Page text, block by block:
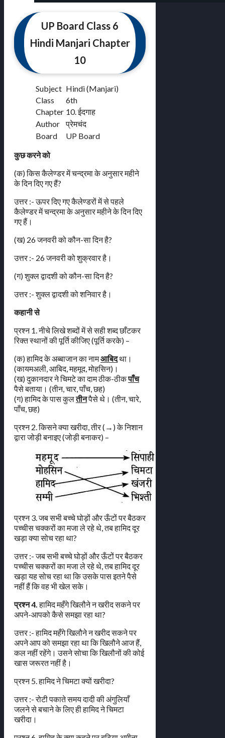
UP Board Class 6
Hindi Manjari Chapter
10
Subject Hindi (Manjari)
Class
6th
Chapter 10. ईदगाह
Author
प्रेमचंद
Board
UP Board
कुछ करने को
(क) किस कैलेण्डर में चन्द्रमा के अनुसार महीने
के दिन दिए गए हैं?
उत्तर :- ऊपर दिए गए कैलेण्डरों में से पहले
कैलेण्डर में चन्द्रमा के अनुसार महीने के दिन दिए
गए हैं।
(ख) 26 जनवरी को कौन-सा दिन है?
उत्तर :- 26 जनवरी को शुक्रवार है।
(ग) शुक्ल द्वादशी को कौन-सा दिन है?
उत्तर :- शुक्ल द्वादशी को शनिवार है।
कहानी से
प्रश्न 1. नीचे लिखे शब्दों में से सही शब्द छाँटकर
रिक्त स्थानों की पूर्ति कीजिए (पूर्ति करके) –
(क) हामिद के अब्बाजान का नामआबिदथा।
(कायमअली, आबिद, महमूद, मोहसिन)।
(ख) दुकानदार ने चिमटे का दाम ठीक-ठीकपाँच
पैसे बताया। (तीन, चार, पाँच, छह)
(ग) हामिद के पास कुलतीनपैसे थे। (तीन, चारे,
पाँच, छह)
प्रश्न 2. किसने क्या खरीदा, तीर (→) के निशान
द्वारा जोड़ी बनाइए (जोड़ी बनाकर) –
प्रश्न 3. जब सभी बच्चे घोड़ों और ऊँटों पर बैठकर
पच्चीस चक्करों का मजा ले रहे थे, तब हामिद दूर
खड़ा क्या सोच रहा था?
उत्तर :- जब सभी बच्चे घोड़ों और ऊँटों पर बैठकर
पच्चीस चक्करों का मजा ले रहे थे, तब हामिद दूर
खड़ा यह सोच रहा था कि उसके पास इतने पैसे
नहीं हैं कि वह भी खेल सके।
प्रश्न 4. हामिद महँगे खिलौने न खरीद सकने पर
अपने-आपको कैसे समझा रहा था?
उत्तर :- हामिद महँगे खिलौने न खरीद सकने पर
अपने आप को समझा रहा था कि खिलौने आज हैं,
कल नहीं रहेंगे। उसने सोचा कि खिलौनों की कोई
खास जरूरत नहीं है।
प्रश्न 5. हामिद ने चिमटा क्यों खरीदा?
उत्तर :- रोटी पकाते समय दादी की अंगुलियाँ
जलने से बचाने के लिए ही हामिद ने चिमटा
खरीदा।